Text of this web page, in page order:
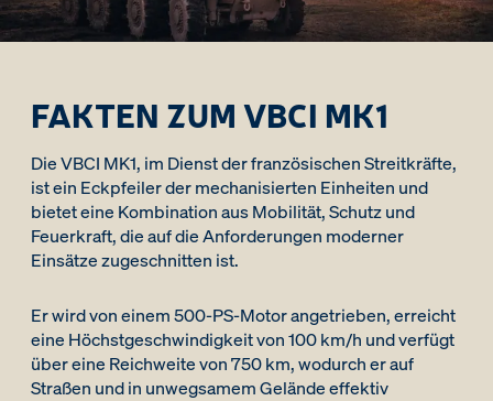
FAKTEN ZUM VBCI MK1
Die VBCI MK1, im Dienst der französischen Streitkräfte,
ist ein Eckpfeiler der mechanisierten Einheiten und
bietet eine Kombination aus Mobilität, Schutz und
Feuerkraft, die auf die Anforderungen moderner
Einsätze zugeschnitten ist.
Er wird von einem 500-PS-Motor angetrieben, erreicht
eine Höchstgeschwindigkeit von 100 km/h und verfügt
über eine Reichweite von 750 km, wodurch er auf
Straßen und in unwegsamem Gelände effektiv